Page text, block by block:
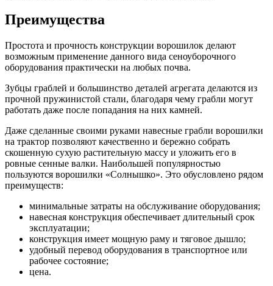
Преимущества
Простота и прочность конструкции ворошилок делают
возможным применение данного вида сеноуборочного
оборудования практически на любых почва.
Зубцы граблей и большинство деталей агрегата делаются из
прочной пружинистой стали, благодаря чему грабли могут
работать даже после попадания на них камней.
Даже сделанные своими руками навесные грабли ворошилки
на трактор позволяют качественно и бережно собрать
скошенную сухую растительную массу и уложить его в
ровные сенные валки. Наибольшей популярностью
пользуются ворошилки «Солнышко». Это обусловлено рядом
преимуществ:
минимальные затраты на обслуживание оборудования;
навесная конструкция обеспечивает длительный срок
эксплуатации;
конструкция имеет мощную раму и тяговое дышло;
удобный перевод оборудования в транспортное или
рабочее состояние;
цена.